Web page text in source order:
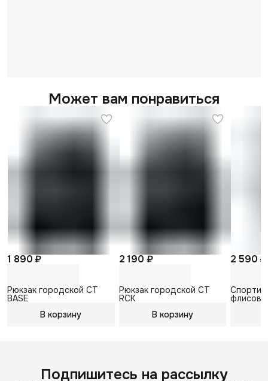
Может вам понравиться
1 890 ₽
Рюкзак городской CT
BASE
В корзину
2 190 ₽
Рюкзак городской CT
RCK
В корзину
2 590 ₽
Подпишитесь на рассылку